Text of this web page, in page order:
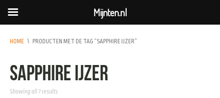
HOME \ PRODUCTEN MET DE TAG “SAPPHIRE IJZER”
sapphire ijzer
Showing all 7 results
Mijnten.nl